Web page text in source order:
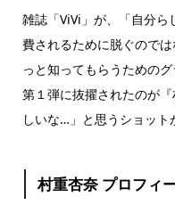
雑誌「ViVi」が、「自分ら
費されるために脱ぐので
っと知ってもらうための
第１弾に抜擢されたのが
しいな…」と思うショット
村重杏奈 プロフィ